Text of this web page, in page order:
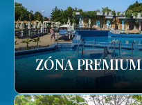
ZÓNA PREMIUM